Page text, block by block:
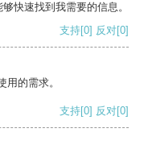
快速找到我需要的信息。
支持[0] 反对[0]
的需求。
支持[0] 反对[0]